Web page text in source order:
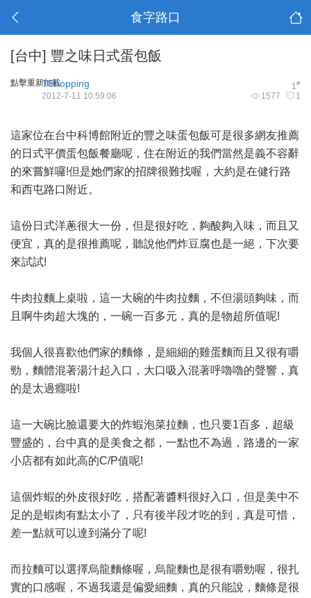
食字路口
[台中] 豐之味日式蛋包飯
點擊重新加載 1#
TShopping
1577 1
2012-7-11 10:59:06
這家位在台中科博館附近的豐之味蛋包飯可是很多網友推薦
的日式平價蛋包飯餐廳呢，住在附近的我們當然是義不容辭
的來嘗鮮囉!但是她們家的招牌很難找喔，大約是在健行路
和西屯路口附近。
這份日式洋蔥很大一份，但是很好吃，夠酸夠入味，而且又
便宜，真的是很推薦呢，聽說他們炸豆腐也是一絕，下次要
來試試!
牛肉拉麵上桌啦，這一大碗的牛肉拉麵，不但湯頭夠味，而
且啊牛肉超大塊的，一碗一百多元，真的是物超所值呢!
我個人很喜歡他們家的麵條，是細細的雞蛋麵而且又很有嚼
勁，麵體混著湯汁起入口，大口吸入混著呼嚕嚕的聲響，真
的是太過癮啦!
這一大碗比臉還要大的炸蝦泡菜拉麵，也只要1百多，超級
豐盛的，台中真的是美食之都，一點也不為過，路邊的一家
小店都有如此高的C/P值呢!
這個炸蝦的外皮很好吃，搭配著醬料很好入口，但是美中不
足的是蝦肉有點太小了，只有後半段才吃的到，真是可惜，
差一點就可以達到滿分了呢!
而拉麵可以選擇烏龍麵條喔，烏龍麵也是很有嚼勁喔，很扎
實的口感喔，不過我還是偏愛細麵，真的只能說，麵條是很